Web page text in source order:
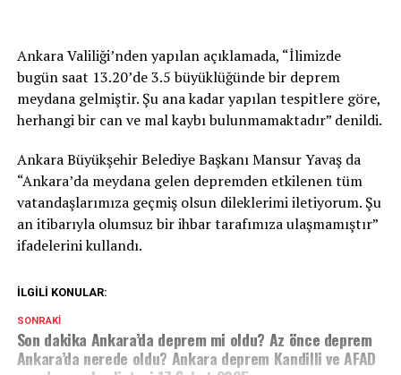
Ankara Valiliği’nden yapılan açıklamada, “İlimizde
bugün saat 13.20’de 3.5 büyüklüğünde bir deprem
meydana gelmiştir. Şu ana kadar yapılan tespitlere göre,
herhangi bir can ve mal kaybı bulunmamaktadır” denildi.
Ankara Büyükşehir Belediye Başkanı Mansur Yavaş da
“Ankara’da meydana gelen depremden etkilenen tüm
vatandaşlarımıza geçmiş olsun dileklerimi iletiyorum. Şu
an itibarıyla olumsuz bir ihbar tarafımıza ulaşmamıştır”
ifadelerini kullandı.
İLGILI KONULAR:
SONRAKI
Son dakika Ankara’da deprem mi oldu? Az önce deprem
Ankara’da nerede oldu? Ankara deprem Kandilli ve AFAD